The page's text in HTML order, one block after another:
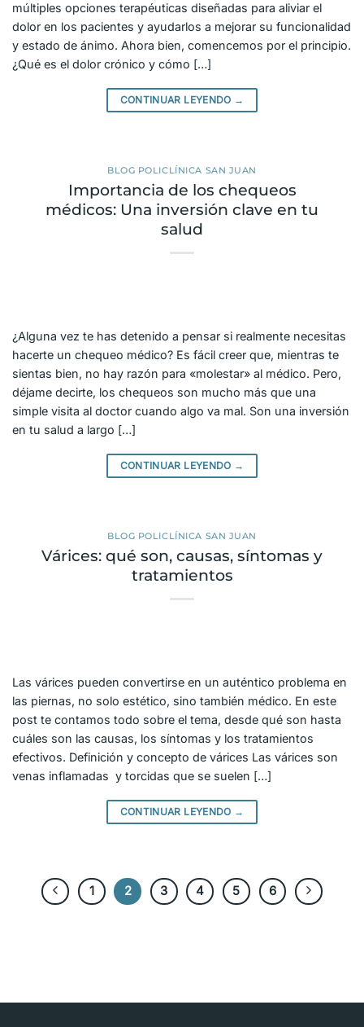
múltiples opciones terapéuticas diseñadas para aliviar el
dolor en los pacientes y ayudarlos a mejorar su funcionalidad
y estado de ánimo. Ahora bien, comencemos por el principio.
¿Qué es el dolor crónico y cómo […]
CONTINUAR LEYENDO →
BLOG POLICLÍNICA SAN JUAN
Importancia de los chequeos
médicos: Una inversión clave en tu
salud
¿Alguna vez te has detenido a pensar si realmente necesitas
hacerte un chequeo médico? Es fácil creer que, mientras te
sientas bien, no hay razón para «molestar» al médico. Pero,
déjame decirte, los chequeos son mucho más que una
simple visita al doctor cuando algo va mal. Son una inversión
en tu salud a largo […]
CONTINUAR LEYENDO →
BLOG POLICLÍNICA SAN JUAN
Várices: qué son, causas, síntomas y
tratamientos
Las várices pueden convertirse en un auténtico problema en
las piernas, no solo estético, sino también médico. En este
post te contamos todo sobre el tema, desde qué son hasta
cuáles son las causas, los síntomas y los tratamientos
efectivos. Definición y concepto de várices Las várices son
venas inflamadas y torcidas que se suelen […]
CONTINUAR LEYENDO →
1 2 3 4 5 6